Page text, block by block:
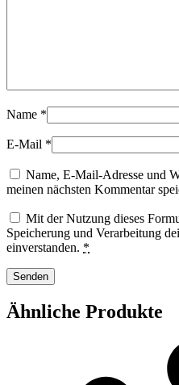
Name *
E-Mail *
Name, E-Mail-Adresse und
meinen nächsten Kommentar
Mit der Nutzung dieses
Speicherung und Verarbeitung
einverstanden. *
Ähnliche Produkte